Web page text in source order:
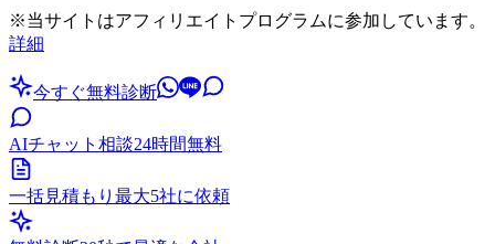
※当サイトはアフィリエイトプログラムに参加しています。
詳細
今すぐ無料診断
AIチャット相談24時間無料
一括見積もり 最大5社に依頼